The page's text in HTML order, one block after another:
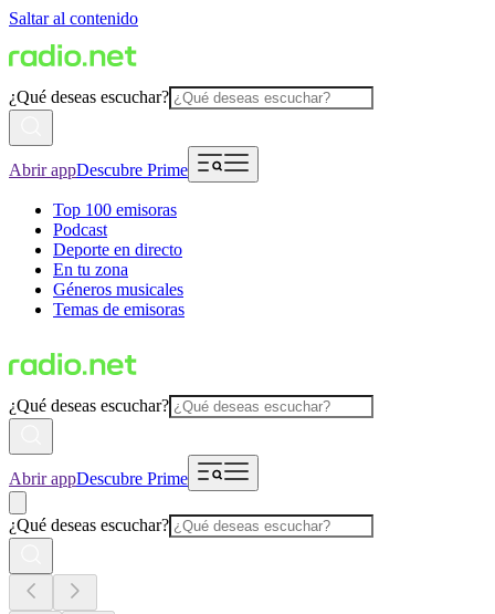
Saltar al contenido
¿Qué deseas escuchar?
Abrir appDescubre Prime
Top 100 emisoras
Podcast
Deporte en directo
En tu zona
Géneros musicales
Temas de emisoras
¿Qué deseas escuchar?
Abrir appDescubre Prime
¿Qué deseas escuchar?